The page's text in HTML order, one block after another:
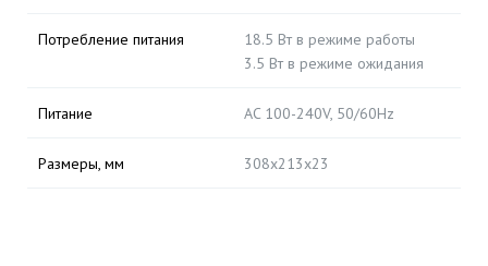
Потребление питания
18.5 Вт в режиме работы
3.5 Вт в режиме ожидания
Питание AC 100-240V, 50/60Hz
Размеры, мм 308x213x23